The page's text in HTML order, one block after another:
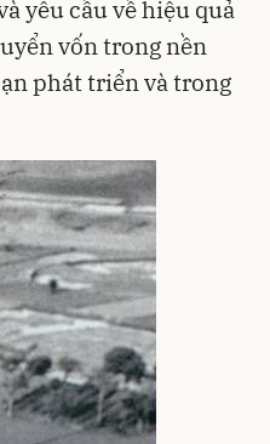
yêu cầu về hiệu quả
vốn trong nền
phát triển và trong